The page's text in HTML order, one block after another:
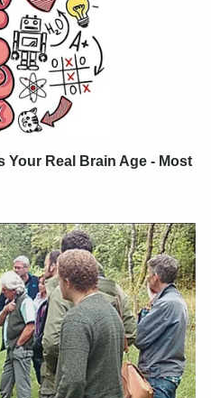
Your Real Brain Age - Most